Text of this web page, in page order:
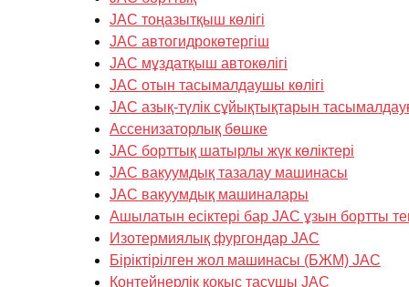
JAC тоңазытқыш көлігі
JAC автогидрокөтергіш
JAC мұздатқыш автокөлігі
JAC отын тасымалдаушы көлігі
JAC азық-түлік сұйықтықтарын
Ассенизаторлық бөшке
JAC борттық шатырлы жүк көліктері
JAC вакуумдық тазалау машинасы
JAC вакуумдық машиналары
Ашылатын есіктері бар JAC ұзын бортты
Изотермиялық фургондар JAC
Біріктірілген жол машинасы (БЖМ) JAC
Контейнерлік қоқыс тасушы JAC